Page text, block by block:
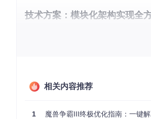
技术方案：模块化架构实现全
WarcraftHelper采用插件化设计，通过
帧率限制问题
帧率释放模块（原
窗口管理问题
窗口稳定器（原
相关内容推荐
1 魔兽争霸III终极优化指南：一键